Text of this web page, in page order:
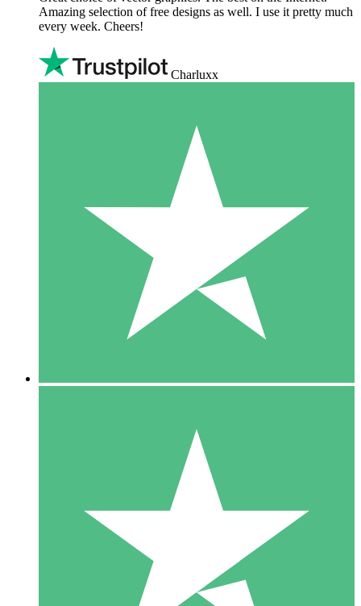
Amazing selection of free designs as well. I use it pretty much
every week. Cheers!
Charluxx